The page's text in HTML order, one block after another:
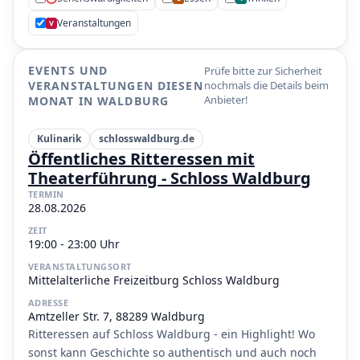
V Veranstaltungen
EVENTS UND
VERANSTALTUNGEN DIESEN
MONAT IN WALDBURG
Prüfe bitte zur Sicherheit
nochmals die Details beim
Anbieter!
Kulinarik schlosswaldburg.de
Öffentliches Ritteressen mit
Theaterführung - Schloss Waldburg
TERMIN
28.08.2026
ZEIT
19:00 - 23:00 Uhr
VERANSTALTUNGSORT
Mittelalterliche Freizeitburg Schloss Waldburg
ADRESSE
Amtzeller Str. 7, 88289 Waldburg
Ritteressen auf Schloss Waldburg - ein Highlight! Wo
sonst kann Geschichte so authentisch und auch noch